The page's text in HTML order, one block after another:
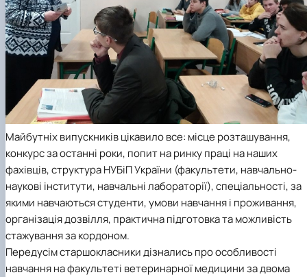
Майбутніх випускників цікавило все: місце розташування,
конкурс за останні роки, попит на ринку праці на наших
фахівців, структура НУБіП України (факультети, навчально-
наукові інститути, навчальні лабораторії), спеціальності, за
якими навчаються студенти, умови навчання і проживання,
організація дозвілля, практична підготовка та можливість
стажування за кордоном.
Передусім старшокласники дізнались про особливості
навчання на факультеті ветеринарної медицини за двома